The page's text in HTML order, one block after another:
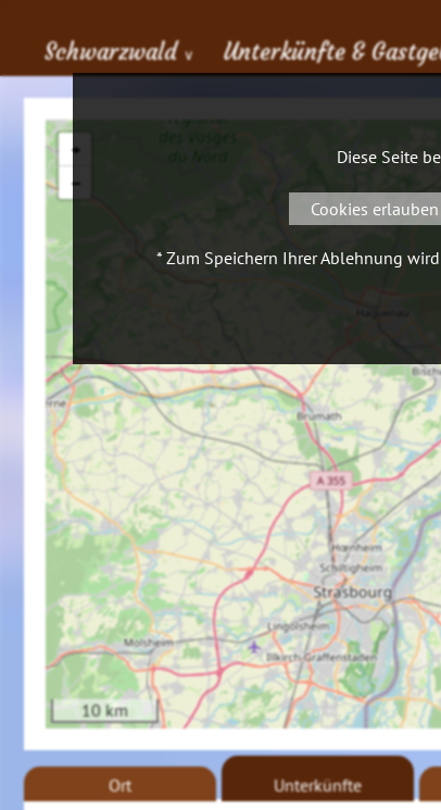
Schwarzwald ∨ Unterkünfte &
+
−
10 km
Ort Unterkünfte
Diese Seite
Cookies erlauben
* Zum Speichern Ihrer Ablehnung